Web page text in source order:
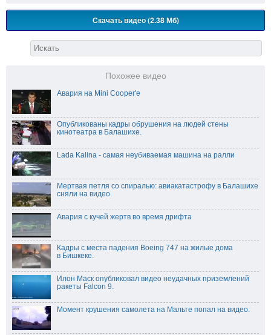
Скачать видео (2.38 Мб)
Похожее видео
Авария на Mini Cooper'е
Опубликованы кадры обрушения на людей стены
кинотеатра в Балашихе.
Lada Kalina - самая неубиваемая машина на ралли
Мертвая петля со спиралью: авиакатастрофу в Балашихе
сняли на видео.
Авария с кучей жертв во время дрифта
Кадры с места падения Boeing 747 на жилые дома
в Бишкеке.
Илон Маск опубликовал видео неудачных приземлений
ракеты Falcon 9.
Момент крушения самолета на Мальте попал на видео.